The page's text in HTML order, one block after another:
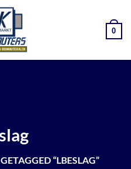
0
“LBESLAG”